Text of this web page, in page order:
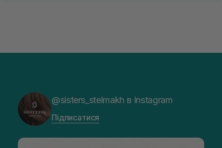
@sisters_stelmakh в Instagram
Підписатися